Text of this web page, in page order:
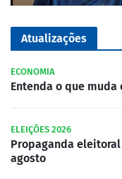
Atualizações
ECONOMIA
Entenda o que muda
ELEIÇÕES 2026
Propaganda
agosto